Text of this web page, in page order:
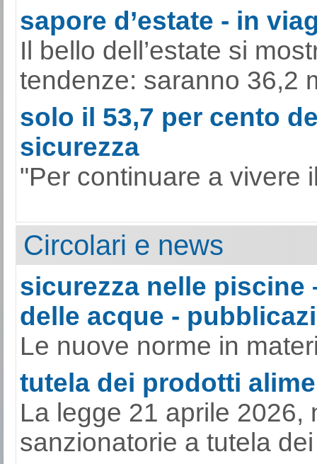
sapore d’estate - in
Il bello dell’estate si
tendenze: saranno 36,2
solo il 53,7 per cento
sicurezza
"Per continuare a vivere
Circolari e news
sicurezza nelle piscine
delle acque -
Le nuove norme in
tutela dei prodotti
La legge 21 aprile 2026,
sanzionatorie a tutela